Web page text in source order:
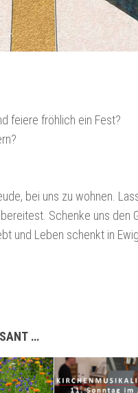
feiere fröhlich ein Fest?
bei uns zu wohnen.
Schenke uns den
und Leben schenkt in
…